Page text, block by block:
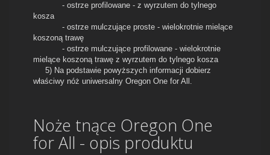
- ostrze profilowane - z wyrzutem do tylnego
kosza
- ostrze mulczujące proste - wielokrotnie mielące
koszoną trawę
- ostrze mulczujące profilowane - wielokrotnie
mielące koszoną trawę z wyrzutem do tylnego kosza
5) Na podstawie powyższych informacji dobierz
właściwy nóż uniwersalny Oregon One for All.
Noże tnące Oregon One
for All - opis produktu